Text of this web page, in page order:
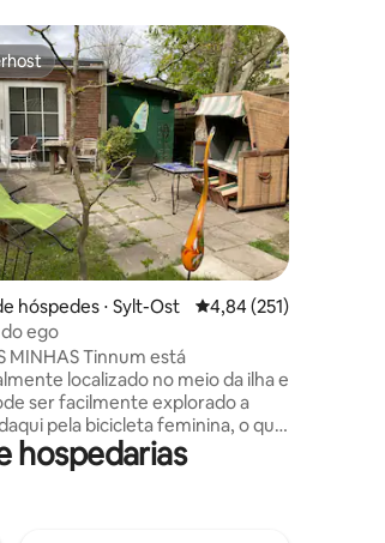
média de 5, 221 avaliações
hóspedes ⋅ Sylt-Ost 4,84 de uma avaliação
4,84 (251)
ego
Tinnum está
localizado no meio da ilha e
ser facilmente explorado a
pela bicicleta feminina, o que
SUAS
CAPAS E TOALHAS
hospedarias